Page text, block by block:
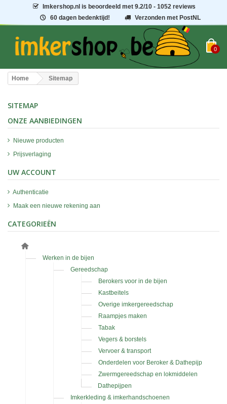
Imkershop.nl is beoordeeld met9.2/10 - 1052 reviews
60 dagen bedenktijd!
Verzonden met PostNL
0
Home Sitemap
SITEMAP
ONZE AANBIEDINGEN
Nieuwe producten
Prijsverlaging
UW ACCOUNT
Authenticatie
Maak een nieuwe rekening aan
CATEGORIEËN
Werken in de bijen
Gereedschap
Berokers voor in de bijen
Kastbeitels
Overige imkergereedschap
Raampjes maken
Tabak
Vegers & borstels
Vervoer & transport
Onderdelen voor Beroker & Dathepijp
Zwermgereedschap en lokmiddelen
Dathepijpen
Imkerkleding & imkerhandschoenen